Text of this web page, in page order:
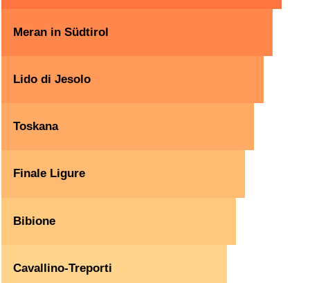
Meran in Südtirol
Lido di Jesolo
Toskana
Finale Ligure
Bibione
Cavallino-Treporti